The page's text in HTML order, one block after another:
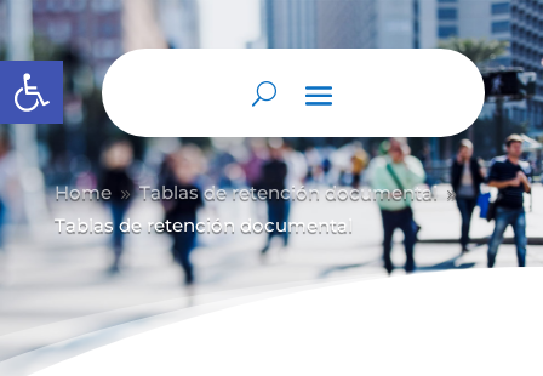
Abrir barra de herramientas
Home 9 Tablas de retención documental 9
Tablas de retención documental